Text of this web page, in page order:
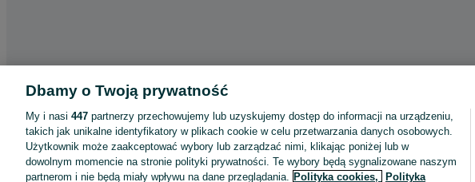
Aplikacje mobilne OLX.pl
Pomoc
Dbamy o Twoją prywatność
My i nasi 447 partnerzy przechowujemy lub uzyskujemy dostęp do informacji na urządzeniu,
takich jak unikalne identyfikatory w plikach cookie w celu przetwarzania danych osobowych.
Użytkownik może zaakceptować wybory lub zarządzać nimi, klikając poniżej lub w
dowolnym momencie na stronie polityki prywatności. Te wybory będą sygnalizowane naszym
partnerom i nie będą miały wpływu na dane przeglądania. Polityka cookies,
Polityka